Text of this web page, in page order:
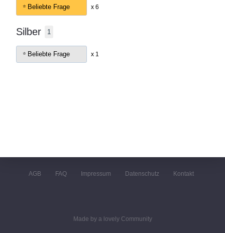
Beliebte Frage x 6
Silber 1
Beliebte Frage x 1
AGB FAQ Impressum Datenschutz Kontakt
Made by a lovely Community